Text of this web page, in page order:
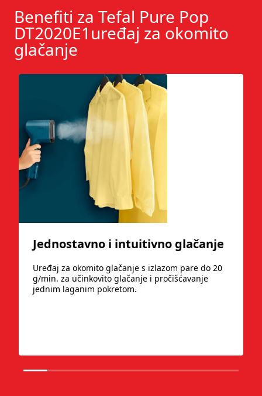
Benefiti za Tefal Pure Pop
DT2020E1uređaj za okomito
glačanje
Jednostavno i intuitivno glačanje
Uređaj za okomito glačanje s izlazom pare do 20
g/min. za učinkovito glačanje i pročišćavanje
jednim laganim pokretom.